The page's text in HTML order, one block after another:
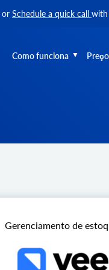
or Schedule a quick call with
Como funciona Preço
Gerenciamento de